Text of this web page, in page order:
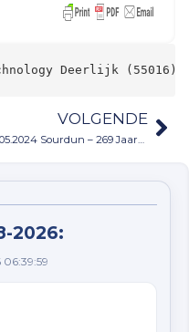
Deerlijk (55016)
VOLGENDE
25.05.2024 Sourdun – 269 Jaarduiven
2026: